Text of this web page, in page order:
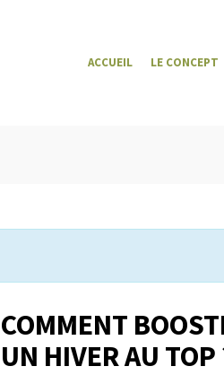
ACCUEIL LE CONCEPT
COMMENT
UN HIVER AU TOP